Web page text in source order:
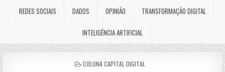
REDES SOCIAIS DADOS OPINIÃO TRANSFORMAÇÃO DIGITAL
INTELIGÊNCIA ARTIFICIAL
POSTED
COLUNA CAPITAL DIGITAL